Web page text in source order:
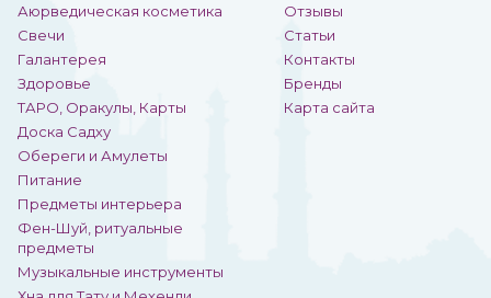
Аюрведическая косметика
Свечи
Галантерея
Здоровье
ТАРО, Оракулы, Карты
Доска Садху
Обереги и Амулеты
Питание
Предметы интерьера
Фен-Шуй, ритуальные
предметы
Музыкальные инструменты
Отзывы
Статьи
Контакты
Бренды
Карта сайта